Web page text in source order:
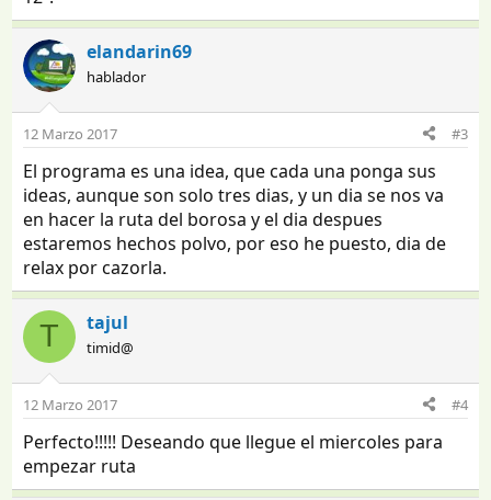
elandarin69
hablador
12 Marzo 2017 #3
El programa es una idea, que cada una ponga sus
ideas, aunque son solo tres dias, y un dia se nos va
en hacer la ruta del borosa y el dia despues
estaremos hechos polvo, por eso he puesto, dia de
relax por cazorla.
T tajul
timid@
12 Marzo 2017 #4
Perfecto!!!!! Deseando que llegue el miercoles para
empezar ruta